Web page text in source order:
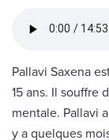
Pallavi Saxena
15 ans. Il souffre
mentale. Pallavi
y a quelques